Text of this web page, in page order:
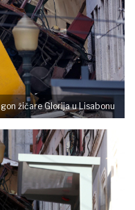
žičare Glorija u Lisabonu